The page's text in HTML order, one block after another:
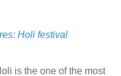
Holi festival
is the one of the most